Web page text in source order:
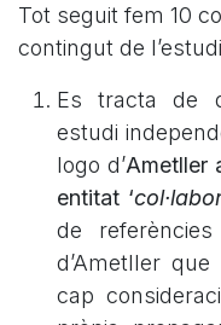
Tot seguit fem 10
contingut de
Es tracta de
estudi
logo d’Ametller
entitat ‘
de
d’Ametller
cap